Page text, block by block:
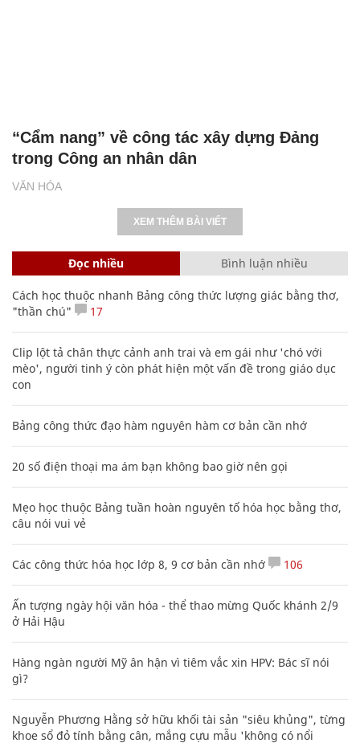
VĂN HÓA
“Cẩm nang” về công tác xây dựng Đảng
trong Công an nhân dân
XEM THÊM BÀI VIẾT
Đọc nhiều Bình luận nhiều
Cách học thuộc nhanh Bảng công thức lượng giác bằng thơ,
"thần chú"
17
Clip lột tả chân thực cảnh anh trai và em gái như 'chó với
mèo', người tinh ý còn phát hiện một vấn đề trong giáo dục
con
Bảng công thức đạo hàm nguyên hàm cơ bản cần nhớ
20 số điện thoại ma ám bạn không bao giờ nên gọi
Mẹo học thuộc Bảng tuần hoàn nguyên tố hóa học bằng thơ,
câu nói vui vẻ
Các công thức hóa học lớp 8, 9 cơ bản cần nhớ 106
Ấn tượng ngày hội văn hóa - thể thao mừng Quốc khánh 2/9
ở Hải Hậu
Hàng ngàn người Mỹ ân hận vì tiêm vắc xin HPV: Bác sĩ nói
gì?
Nguyễn Phương Hằng sở hữu khối tài sản "siêu khủng", từng
khoe sổ đỏ tính bằng cân, mắng cựu mẫu 'không có nổi